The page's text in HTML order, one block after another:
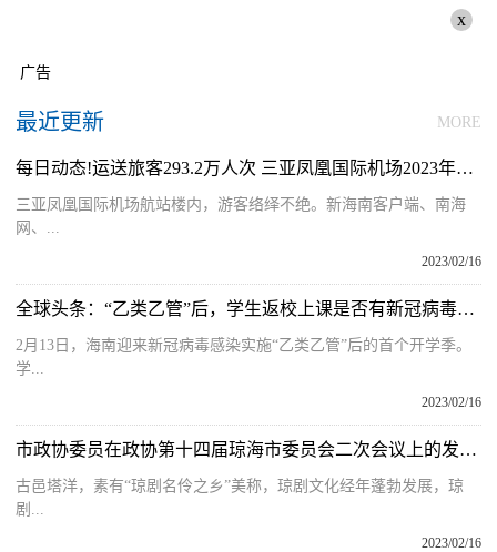
x
广告
最近更新 MORE
每日动态!运送旅客293.2万人次 三亚凤凰国际机场2023年春运保障收官
三亚凤凰国际机场航站楼内，游客络绎不绝。新海南客户端、南海
网、...
2023/02/16
全球头条：“乙类乙管”后，学生返校上课是否有新冠病毒感染风险？
2月13日，海南迎来新冠病毒感染实施“乙类乙管”后的首个开学季。
学...
2023/02/16
市政协委员在政协第十四届琼海市委员会二次会议上的发言丨何韩冲：打造塔洋琼剧名人小镇推动琼剧振兴文旅深度融合
古邑塔洋，素有“琼剧名伶之乡”美称，琼剧文化经年蓬勃发展，琼
剧...
2023/02/16